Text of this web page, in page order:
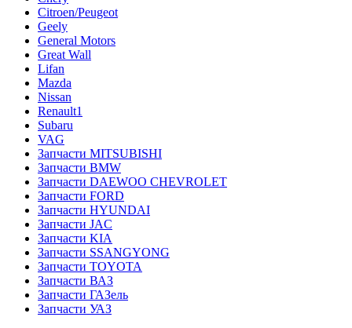
Citroen/Peugeot
Geely
General Motors
Great Wall
Lifan
Mazda
Nissan
Renault1
Subaru
VAG
Запчасти MITSUBISHI
Запчасти BMW
Запчасти DAEWOO CHEVROLET
Запчасти FORD
Запчасти HYUNDAI
Запчасти JAC
Запчасти KIA
Запчасти SSANGYONG
Запчасти TOYOTA
Запчасти ВАЗ
Запчасти ГАЗель
Запчасти УАЗ